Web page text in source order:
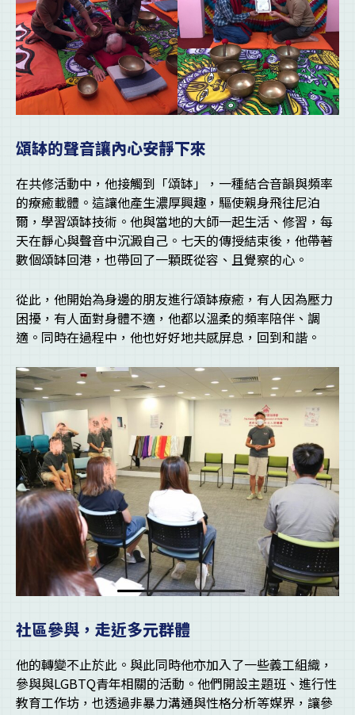
頌缽的聲音讓內心安靜下來
在共修活動中，他接觸到「頌缽」，一種結合音韻與頻率
的療癒載體。這讓他產生濃厚興趣，驅使親身飛往尼泊
爾，學習頌缽技術。他與當地的大師一起生活、修習，每
天在靜心與聲音中沉澱自己。七天的傳授結束後，他帶著
數個頌缽回港，也帶回了一顆既從容、且覺察的心。
從此，他開始為身邊的朋友進行頌缽療癒，有人因為壓力
困擾，有人面對身體不適，他都以溫柔的頻率陪伴、調
適。同時在過程中，他也好好地共感屏息，回到和諧。
社區參與，走近多元群體
他的轉變不止於此。與此同時他亦加入了一些義工組織，
參與與LGBTQ青年相關的活動。他們開設主題班、進行性
教育工作坊，也透過非暴力溝通與性格分析等媒界，讓參